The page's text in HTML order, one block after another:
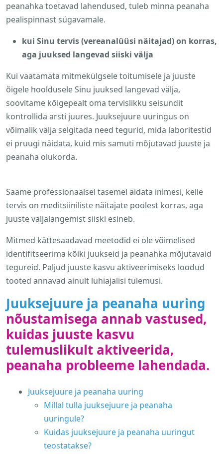
peanahka toetavad lahendused, tuleb minna peanaha
pealispinnast sügavamale.
kui Sinu tervis (vereanalüüsi näitajad) on korras,
aga juuksed langevad siiski välja
Kui vaatamata mitmekülgsele toitumisele ja juuste
õigele hooldusele Sinu juuksed langevad välja,
soovitame kõigepealt oma tervislikku seisundit
kontrollida arsti juures. Juuksejuure uuringus on
võimalik välja selgitada need tegurid, mida laboritestid
ei pruugi näidata, kuid mis samuti mõjutavad juuste ja
peanaha olukorda.
Saame professionaalsel tasemel aidata inimesi, kelle
tervis on meditsiiniliste näitajate poolest korras, aga
juuste väljalangemist siiski esineb.
Mitmed kättesaadavad meetodid ei ole võimelised
identifitseerima kõiki juukseid ja peanahka mõjutavaid
tegureid. Paljud juuste kasvu aktiveerimiseks loodud
tooted annavad ainult lühiajalisi tulemusi.
Juuksejuure ja peanaha uuring
nõustamisega annab vastused,
kuidas juuste kasvu
tulemuslikult aktiveerida,
peanaha probleeme lahendada.
Juuksejuure ja peanaha uuring
Millal tulla juuksejuure ja peanaha
uuringule?
Kuidas juuksejuure ja peanaha uuringut
teostatakse?